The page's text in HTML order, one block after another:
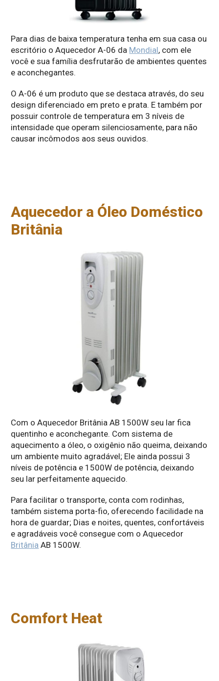
Para dias de baixa temperatura tenha em sua casa ou
escritório o Aquecedor A-06 da Mondial, com ele
você e sua família desfrutarão de ambientes quentes
e aconchegantes.
O A-06 é um produto que se destaca através, do seu
design diferenciado em preto e prata. E também por
possuir controle de temperatura em 3 níveis de
intensidade que operam silenciosamente, para não
causar incômodos aos seus ouvidos.
Aquecedor a Óleo Doméstico
Britânia
Com o Aquecedor Britânia AB 1500W seu lar fica
quentinho e aconchegante. Com sistema de
aquecimento a óleo, o oxigênio não queima, deixando
um ambiente muito agradável; Ele ainda possui 3
níveis de potência e 1500W de potência, deixando
seu lar perfeitamente aquecido.
Para facilitar o transporte, conta com rodinhas,
também sistema porta-fio, oferecendo facilidade na
hora de guardar; Dias e noites, quentes, confortáveis
e agradáveis você consegue com o Aquecedor
Britânia AB 1500W.
Comfort Heat